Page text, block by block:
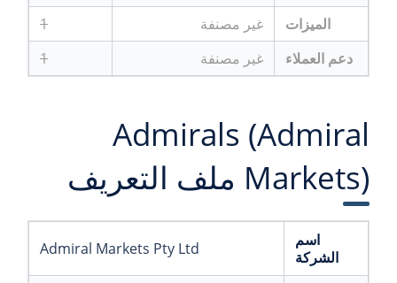
الميزات غير مصنفة
1
دعم العملاء
غير مصنفة 1
Admirals (Admiral
Markets) ملف التعريف
اسم
الشركة
Admiral Markets Pty Ltd